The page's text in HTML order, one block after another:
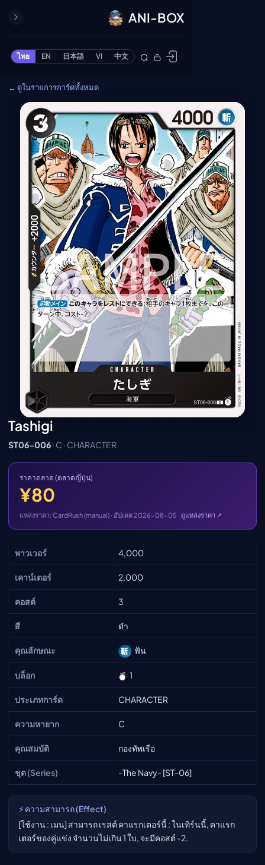
ANI-BOX
ไทย EN 日本語 VI 中文
ปิด
ONE PIECE
Collection
Deck Builder
My-Collection
Deck Library
Deck Share
PREMIUM SERVICE
ทีวีออนไลน์
แนะนำรายการทีวี
อนิเมะ
ตารางออกอากาศอนิ
เมะ (คืนนี้)
ตารางออกอากาศอนิ
เมะ
← ดูในรายการการ์ดทั้งหมด
Tashigi
ST06-006· C · CHARACTER
ราคาตลาด (ตลาดญี่ปุ่น)
¥80
แหล่งราคา: CardRush (manual) · อัปเดต 2026-08-05 · ดูแหล่งราคา ↗
พาวเวอร์ 4,000
เคาน์เตอร์ 2,000
คอสต์ 3
สี ดำ
คุณลักษณะ ฟัน
บล็อก 1
ประเภทการ์ด CHARACTER
ความหายาก C
คุณสมบัติ กองทัพเรือ
ชุด (Series) -The Navy- [ST-06]
⚡ ความสามารถ (Effect)
[ใช้งาน : เมน] สามารถ เรสต์ คาแรกเตอร์นี้ : ในเทิร์นนี้, คาแรก
เตอร์ของคู่แข่ง จำนวนไม่เกิน 1 ใบ, จะมีคอสต์ -2.